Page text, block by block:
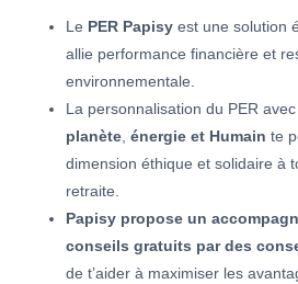
Le PER Papisy est une solution
allie performance financière et
environnementale.
La personnalisation du PER
planète énergie et Humain te
dimension éthique et solidaire à
retraite.
Papisy propose un
conseils gratuits par des
de t’aider à maximiser les